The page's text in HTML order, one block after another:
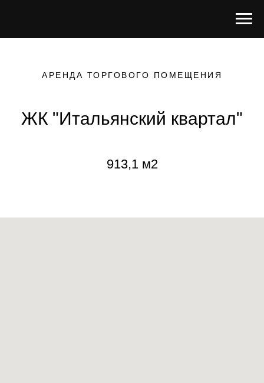
АРЕНДА ТОРГОВОГО ПОМЕЩЕНИЯ
ЖК "Итальянский квартал"
913,1 м2